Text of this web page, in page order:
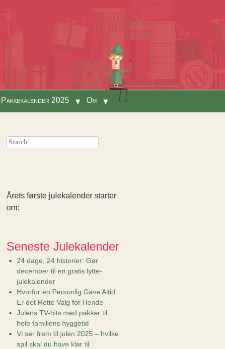
Pakkekalender 2025 Om
Search
Årets første julekalender starter
om:
Seneste Julekalender
24 dage, 24 historier: Gør
december til en gratis lytte-
julekalender
Hvorfor en Personlig Gave Altid
Er det Rette Valg for Hende
Julens TV-hits med pakker til
hele familiens hyggetid
Vi ser frem til julen 2025 – hvilke
spil skal du have klar til